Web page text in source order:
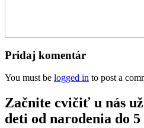
Pridaj komentár
You must be logged in to post a
Začnite cvičiť u nás
deti od narodenia do